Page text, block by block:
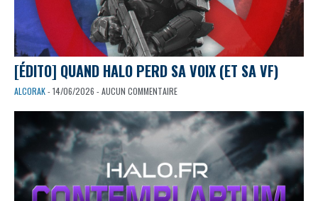
[ÉDITO] QUAND HALO PERD SA VOIX (ET SA VF)
ALCORAK- 14/06/2026 - AUCUN COMMENTAIRE